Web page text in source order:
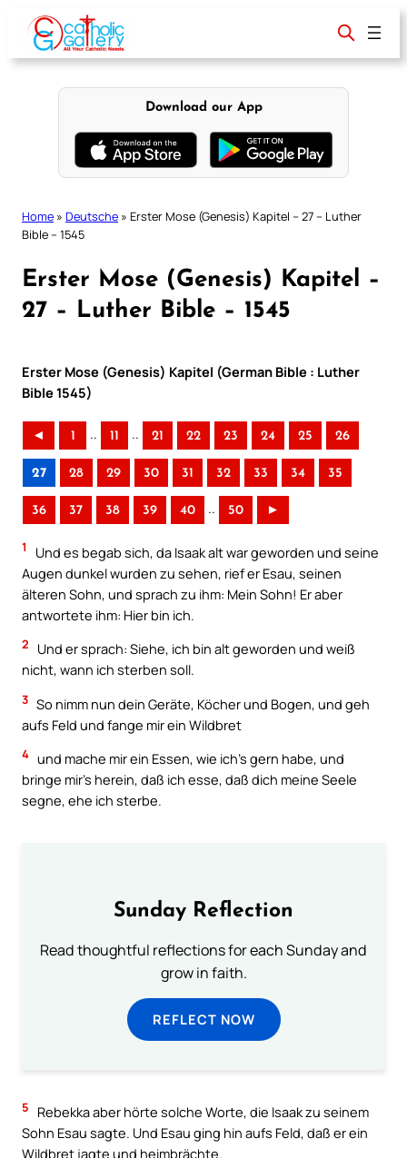
content
Download our App
Home » Deutsche » Erster Mose (Genesis) Kapitel – 27 – Luther
Bible – 1545
Erster Mose (Genesis) Kapitel –
27 – Luther Bible – 1545
Erster Mose (Genesis) Kapitel (German Bible : Luther
Bible 1545)
◄ 1 .. 11 .. 21 22 23 24 25 26
27 28 29 30 31 32 33 34 35
36 37 38 39 40 .. 50 ►
1
Und es begab sich, da Isaak alt war geworden und seine
Augen dunkel wurden zu sehen, rief er Esau, seinen
älteren Sohn, und sprach zu ihm: Mein Sohn! Er aber
antwortete ihm: Hier bin ich.
2
Und er sprach: Siehe, ich bin alt geworden und weiß
nicht, wann ich sterben soll.
3 So nimm nun dein Geräte, Köcher und Bogen, und geh
aufs Feld und fange mir ein Wildbret
4 und mache mir ein Essen, wie ich’s gern habe, und
bringe mir’s herein, daß ich esse, daß dich meine Seele
segne, ehe ich sterbe.
Sunday Reflection
Read thoughtful reflections for each Sunday and
grow in faith.
REFLECT NOW
5
Rebekka aber hörte solche Worte, die Isaak zu seinem
Sohn Esau sagte. Und Esau ging hin aufs Feld, daß er ein
Wildbret jagte und heimbrächte.